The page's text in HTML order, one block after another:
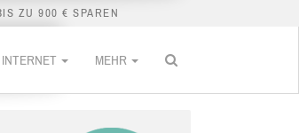
ZU 900 € SPAREN
INTERNET MEHR